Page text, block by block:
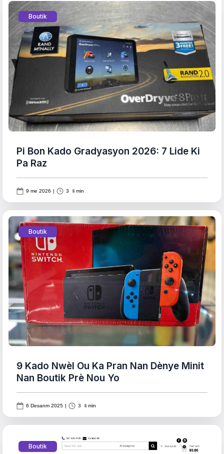
Boutik
Pi Bon Kado Gradyasyon 2026: 7 Lide Ki
Pa Raz
9 me 2026 | 3 li min
Boutik
9 Kado Nwèl Ou Ka Pran Nan Dènye Minit
Nan Boutik Prè Nou Yo
6 Desanm 2025 3 li min
Boutik